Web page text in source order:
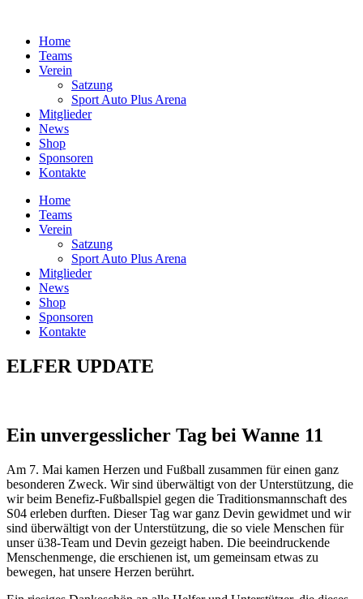
springenHome
Teams
Verein
Satzung
Sport Auto Plus Arena
Mitglieder
News
Shop
Sponsoren
Kontakte
Home
Teams
Verein
Satzung
Sport Auto Plus Arena
Mitglieder
News
Shop
Sponsoren
Kontakte
ELFER UPDATE
Ein unvergesslicher Tag bei Wanne 11
Am 7. Mai kamen Herzen und Fußball zusammen für einen ganz
besonderen Zweck. Wir sind überwältigt von der Unterstützung, die
wir beim Benefiz-Fußballspiel gegen die Traditionsmannschaft des
S04 erleben durften. Dieser Tag war ganz Devin gewidmet und wir
sind überwältigt von der Unterstützung, die so viele Menschen für
unser ü38-Team und Devin gezeigt haben. Die beeindruckende
Menschenmenge, die erschienen ist, um gemeinsam etwas zu
bewegen, hat unsere Herzen berührt.